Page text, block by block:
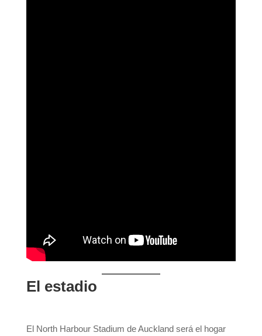
El estadio
El North Harbour Stadium de Auckland será el hogar